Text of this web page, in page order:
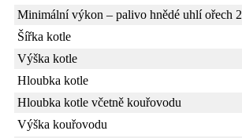
Minimální výkon – palivo hnědé uhlí ořech 2
Šířka kotle
Výška kotle
Hloubka kotle
Hloubka kotle včetně kouřovodu
Výška kouřovodu